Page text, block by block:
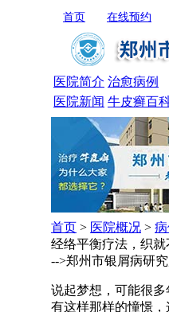
首页 在线预约
医院简介 治愈病例
医院新闻 牛皮癣百
首页 > 医院概况 >
经络平衡疗法，织
-->郑州市银屑病研
说起梦想，可能很
有这样那样的憧憬